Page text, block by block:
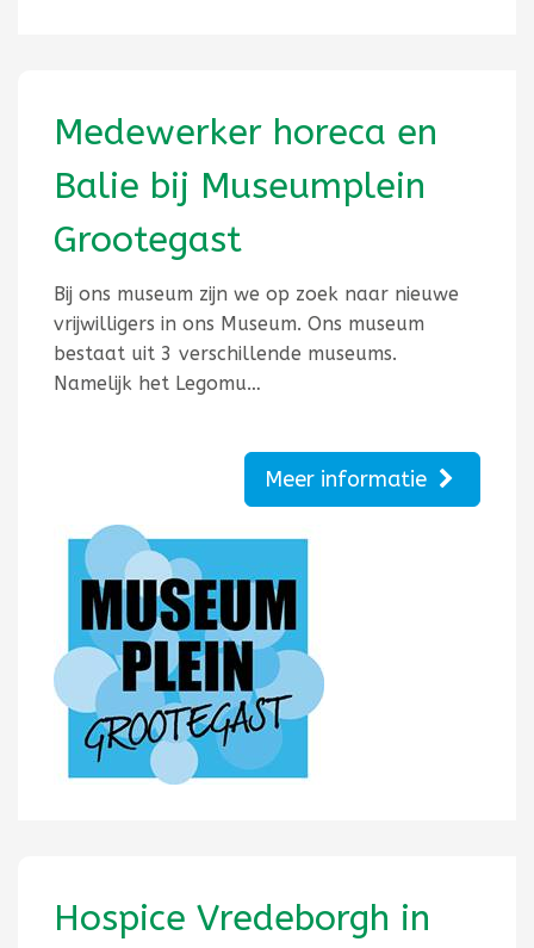
Medewerker horeca en
Balie bij Museumplein
Grootegast
Bij ons museum zijn we op zoek naar nieuwe
vrijwilligers in ons Museum. Ons museum
bestaat uit 3 verschillende museums.
Namelijk het Legomu…
Meer informatie
Hospice Vredeborgh in